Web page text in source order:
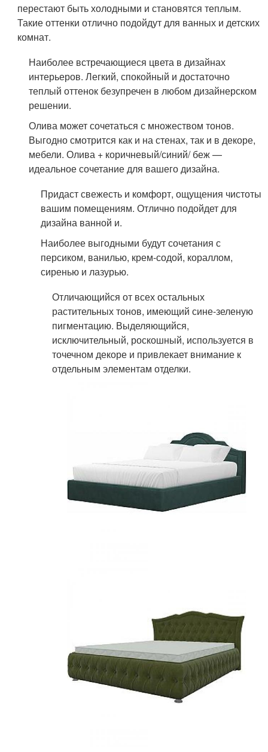
перестают быть холодными и становятся теплым.
Такие оттенки отлично подойдут для ванных и детских
комнат.
Наиболее встречающиеся цвета в дизайнах
интерьеров. Легкий, спокойный и достаточно
теплый оттенок безупречен в любом дизайнерском
решении.
Олива может сочетаться с множеством тонов.
Выгодно смотрится как и на стенах, так и в декоре,
мебели. Олива + коричневый/синий/ беж —
идеальное сочетание для вашего дизайна.
Придаст свежесть и комфорт, ощущения чистоты
вашим помещениям. Отлично подойдет для
дизайна ванной и.
Наиболее выгодными будут сочетания с
персиком, ванилью, крем-содой, кораллом,
сиренью и лазурью.
Отличающийся от всех остальных
растительных тонов, имеющий сине-зеленую
пигментацию. Выделяющийся,
исключительный, роскошный, используется в
точечном декоре и привлекает внимание к
отдельным элементам отделки.